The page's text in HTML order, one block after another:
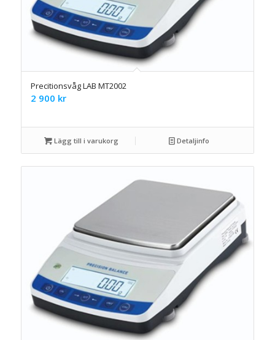
Precitionsvåg LAB MT2002
2 900 kr
Lägg till i varukorg Detaljinfo